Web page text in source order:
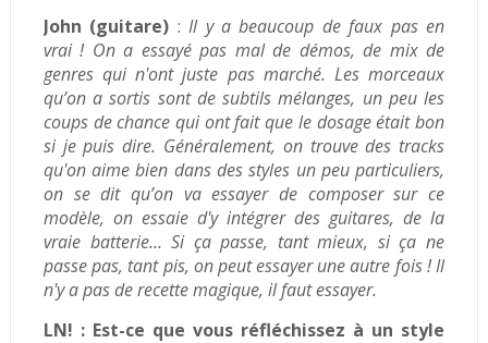
John (guitare) :Il y a beaucoup de faux pas en
vrai ! On a essayé pas mal de démos, de mix de
genres qui n'ont juste pas marché. Les morceaux
qu’on a sortis sont de subtils mélanges, un peu les
coups de chance qui ont fait que le dosage était bon
si je puis dire. Généralement, on trouve des tracks
qu'on aime bien dans des styles un peu particuliers,
on se dit qu’on va essayer de composer sur ce
modèle, on essaie d'y intégrer des guitares, de la
vraie batterie… Si ça passe, tant mieux, si ça ne
passe pas, tant pis, on peut essayer une autre fois ! Il
n'y a pas de recette magique, il faut essayer.
LN! : Est-ce que vous réfléchissez à un style